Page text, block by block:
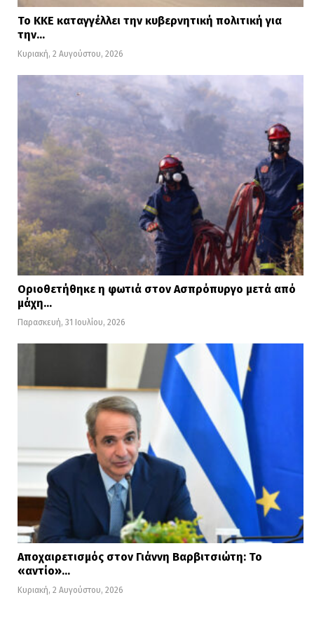
Το ΚΚΕ καταγγέλλει την κυβερνητική πολιτική για
την…
Κυριακή, 2 Αυγούστου, 2026
Οριοθετήθηκε η φωτιά στον Ασπρόπυργο μετά από
μάχη…
Παρασκευή, 31 Ιουλίου, 2026
Αποχαιρετισμός στον Γιάννη Βαρβιτσιώτη: Το
«αντίο»…
Κυριακή, 2 Αυγούστου, 2026